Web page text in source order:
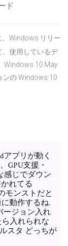
ド
Windows リリー
、使用しているデ
Windows 10 May
ンの Windows 10
アプリが動く
GPU支援・
感じでダウン
れてる
モンストだと
動作するね.
ージョン入れ
入れられな
スタ どっちが